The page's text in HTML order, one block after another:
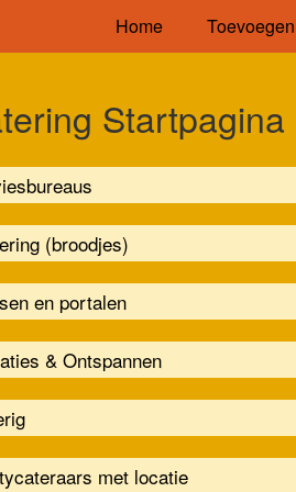
Home Toevoegen
Startpagina
(broodjes)
en portalen
& Ontspannen
met locatie